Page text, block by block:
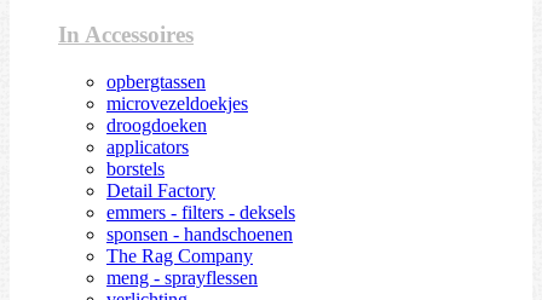
In Accessoires
opbergtassen
microvezeldoekjes
droogdoeken
applicators
borstels
Detail Factory
emmers - filters - deksels
sponsen - handschoenen
The Rag Company
meng - sprayflessen